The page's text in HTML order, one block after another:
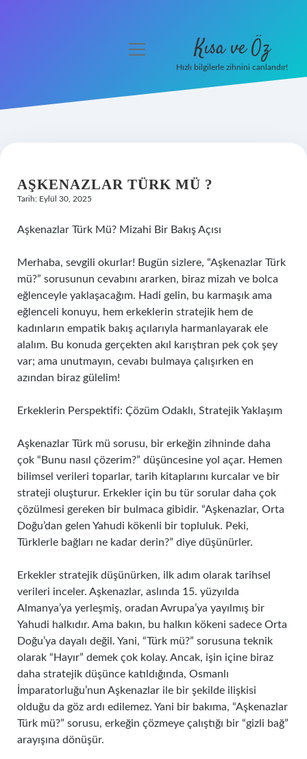
Hakkımızda
menüyü
Kısa ve Öz
Hızlı bilgilerle zihnini canlandır!
AŞKENAZLAR TÜRK MÜ ?
Tarih: Eylül 30, 2025
Aşkenazlar Türk Mü? Mizahi Bir Bakış Açısı
Merhaba, sevgili okurlar! Bugün sizlere, “Aşkenazlar Türk
mü?” sorusunun cevabını ararken, biraz mizah ve bolca
eğlenceyle yaklaşacağım. Hadi gelin, bu karmaşık ama
eğlenceli konuyu, hem erkeklerin stratejik hem de
kadınların empatik bakış açılarıyla harmanlayarak ele
alalım. Bu konuda gerçekten akıl karıştıran pek çok şey
var; ama unutmayın, cevabı bulmaya çalışırken en
azından biraz gülelim!
Erkeklerin Perspektifi: Çözüm Odaklı, Stratejik Yaklaşım
Aşkenazlar Türk mü sorusu, bir erkeğin zihninde daha
çok “Bunu nasıl çözerim?” düşüncesine yol açar. Hemen
bilimsel verileri toparlar, tarih kitaplarını kurcalar ve bir
strateji oluşturur. Erkekler için bu tür sorular daha çok
çözülmesi gereken bir bulmaca gibidir. “Aşkenazlar, Orta
Doğu’dan gelen Yahudi kökenli bir topluluk. Peki,
Türklerle bağları ne kadar derin?” diye düşünürler.
Erkekler stratejik düşünürken, ilk adım olarak tarihsel
verileri inceler. Aşkenazlar, aslında 15. yüzyılda
Almanya’ya yerleşmiş, oradan Avrupa’ya yayılmış bir
Yahudi halkıdır. Ama bakın, bu halkın kökeni sadece Orta
Doğu’ya dayalı değil. Yani, “Türk mü?” sorusuna teknik
olarak “Hayır” demek çok kolay. Ancak, işin içine biraz
daha stratejik düşünce katıldığında, Osmanlı
İmparatorluğu’nun Aşkenazlar ile bir şekilde ilişkisi
olduğu da göz ardı edilemez. Yani bir bakıma, “Aşkenazlar
Türk mü?” sorusu, erkeğin çözmeye çalıştığı bir “gizli bağ”
arayışına dönüşür.